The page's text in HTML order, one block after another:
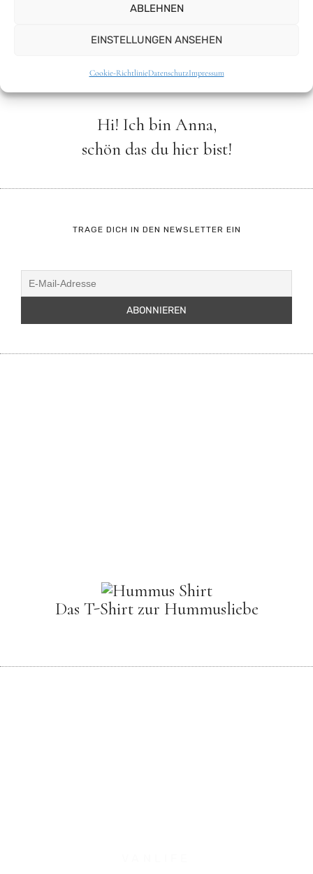
ABLEHNEN
EINSTELLUNGEN ANSEHEN
Cookie-RichtlinieDatenschutzImpressum
Hi! Ich bin Anna,
schön das du hier bist!
TRAGE DICH IN DEN NEWSLETTER EIN
Das T-Shirt zur Hummusliebe